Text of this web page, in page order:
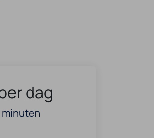
dag
minuten